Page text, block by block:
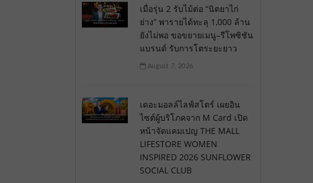
เมื่อรุ่น 2 รับไม้ต่อ “นิตยาไก่
ย่าง” พารายได้ทะลุ 1,000 ล้าน
ยังไม่พอ ขอขยายเมนู–รีโพซิชัน
แบรนด์ รับการโตระยะยาว
August 7, 2026
เดอะมอลล์ไลฟ์สโตร์ เผยอิน
ไซต์ผู้บริโภคจาก M Card เปิด
หน้าจัดแคมเปญ THE MALL
LIFESTORE WOMEN
INSPIRED 2026 SUNFLOWER
SOCIAL CLUB